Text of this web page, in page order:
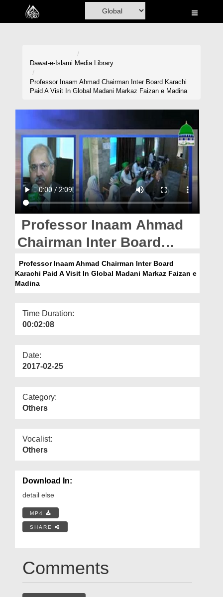
Home
Volunteer Portal
Rohani Ilaj
Donation
Blog
Magazine
Departments
Our Websites
More
Dawat-e-Islami Media Library
Professor Inaam Ahmad Chairman Inter Board Karachi
Paid A Visit In Global Madani Markaz Faizan e Madina
Professor Inaam Ahmad
Chairman Inter Board
Karachi Paid A Visit In
Global Madani Markaz
Professor Inaam Ahmad Chairman Inter Board
Karachi Paid A Visit In Global Madani Markaz Faizan e
Madina
Time Duration:
00:02:08
Date:
2017-02-25
Category:
Others
Vocalist:
Others
Download In:
detail else
MP4
SHARE
Comments